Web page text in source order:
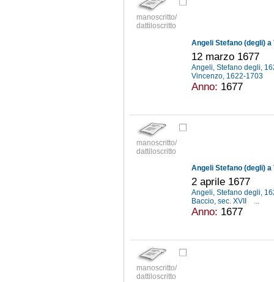
manoscritto/
dattiloscritto
Angeli Stefano (degli)
12 marzo 1677
Angeli, Stefano degli,
Vincenzo, 1622-1703
Anno: 1677
manoscritto/
dattiloscritto
Angeli Stefano (degli)
2 aprile 1677
Angeli, Stefano degli,
Baccio, sec. XVII
...
Anno: 1677
manoscritto/
dattiloscritto